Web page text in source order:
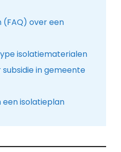
over een
isolatiematerialen
in gemeente
een isolatieplan